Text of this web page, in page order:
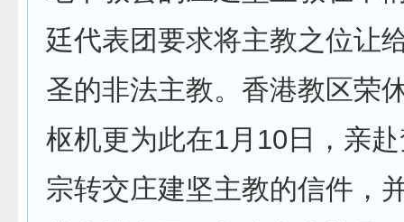
廷代表团要求将主教之位让
圣的非法主教。香港教区荣
枢机更为此在1月10日，亲
宗转交庄建坚主教的信件，